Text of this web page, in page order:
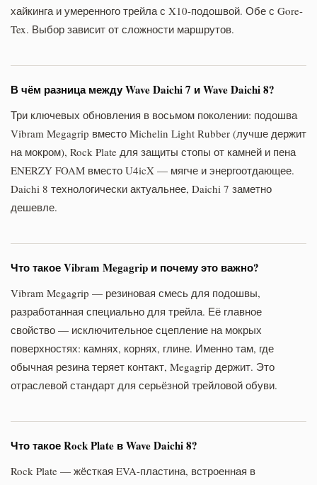
хайкинга и умеренного трейла с X10-подошвой. Обе с Gore-
Tex. Выбор зависит от сложности маршрутов.
В чём разница между Wave Daichi 7 и Wave Daichi 8?
Три ключевых обновления в восьмом поколении: подошва
Vibram Megagrip вместо Michelin Light Rubber (лучше держит
на мокром), Rock Plate для защиты стопы от камней и пена
ENERZY FOAM вместо U4icX — мягче и энергоотдающее.
Daichi 8 технологически актуальнее, Daichi 7 заметно
дешевле.
Что такое Vibram Megagrip и почему это важно?
Vibram Megagrip — резиновая смесь для подошвы,
разработанная специально для трейла. Её главное
свойство — исключительное сцепление на мокрых
поверхностях: камнях, корнях, глине. Именно там, где
обычная резина теряет контакт, Megagrip держит. Это
отраслевой стандарт для серьёзной трейловой обуви.
Что такое Rock Plate в Wave Daichi 8?
Rock Plate — жёсткая EVA-пластина, встроенная в